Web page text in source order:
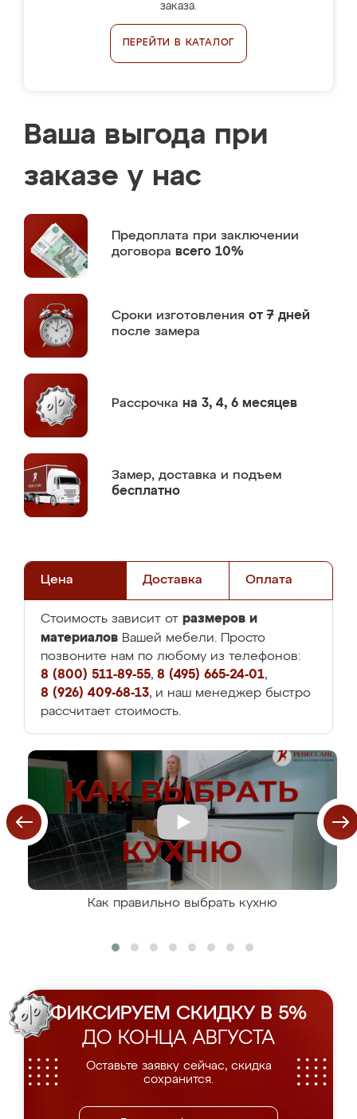
заказа.
ПЕРЕЙТИ В КАТАЛОГ
Ваша выгода при
заказе у нас
Предоплата при заключении
договора всего 10%
Сроки изготовления от 7 дней
после замера
Рассрочка на 3, 4, 6 месяцев
Замер, доставка и подъем
бесплатно
Цена Доставка Оплата
Стоимость зависит от размеров и
материалов Вашей мебели. Просто
позвоните нам по любому из телефонов:
8 (800) 511-89-55, 8 (495) 665-24-01,
8 (926) 409-68-13, и наш менеджер быстро
рассчитает стоимость.
Как правильно выбрать кухню
ФИКСИРУЕМ СКИДКУ В 5%
ДО КОНЦА АВГУСТА
Оставьте заявку сейчас, скидка
сохранится.